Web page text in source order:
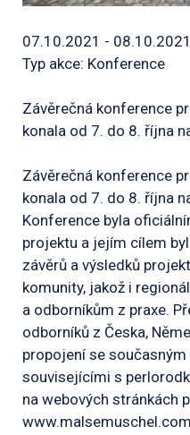
07.10.2021 - 08.10.2021
Typ akce: Konference
Závěrečná konference
konala od 7. do 8. října
Závěrečná konference
konala od 7. do 8. října
Konference byla
projektu a jejím cílem
závěrů a výsledků
komunity, jakož i
a odborníkům z praxe.
odborníků z Česka,
propojení se
souvisejícími s
na webových stránkách